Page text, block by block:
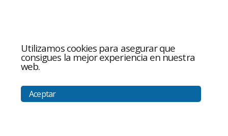
Utilizamos cookies para asegurar que
consigues la mejor experiencia en nuestra
web.
Aceptar